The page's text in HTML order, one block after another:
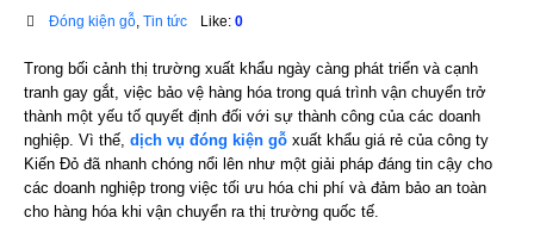
Đóng kiện gỗ, Tin tức Like: 0
Trong bối cảnh thị trường xuất khẩu ngày càng phát triển và cạnh
tranh gay gắt, việc bảo vệ hàng hóa trong quá trình vận chuyển trở
thành một yếu tố quyết định đối với sự thành công của các doanh
nghiệp. Vì thế, dịch vụ đóng kiện gỗ xuất khẩu giá rẻ của công ty
Kiến Đỏ đã nhanh chóng nổi lên như một giải pháp đáng tin cậy cho
các doanh nghiệp trong việc tối ưu hóa chi phí và đảm bảo an toàn
cho hàng hóa khi vận chuyển ra thị trường quốc tế.